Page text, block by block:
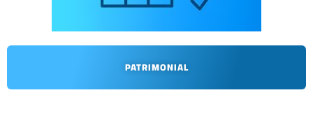
PATRIMONIAL